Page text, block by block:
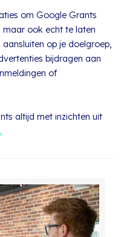
om Google Grants
maar ook echt te laten
op je doelgroep,
bijdragen aan
of
altijd met inzichten uit
.